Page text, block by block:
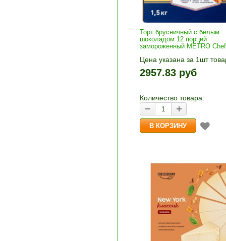
Торт брусничный с белым
шоколадом 12 порций
замороженный METRO Chef
Цена указана за 1шт
1шт прибавляется
и «-». Выберите нужное
корзину»
2957.83 руб
Количество товара: